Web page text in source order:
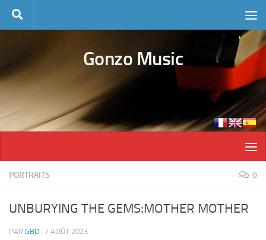
Skip to content
Gonzo Music
PORTRAITS 0
UNBURYING THE GEMS:MOTHER MOTHER
PAR GBD · 7 AOÛT 2023